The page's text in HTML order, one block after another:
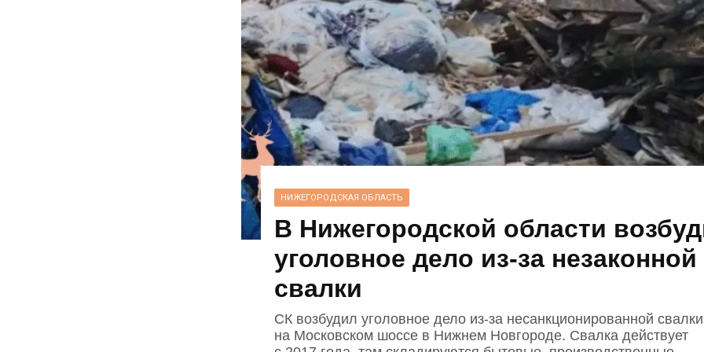
НИЖЕГОРОДСКАЯ ОБЛАСТЬ
В Нижегородской области
уголовное дело из‑за незаконной
свалки
СК возбудил уголовное дело из‑за несанкционированной свалки
на Московском шоссе в Нижнем Новгороде. Свалка действует